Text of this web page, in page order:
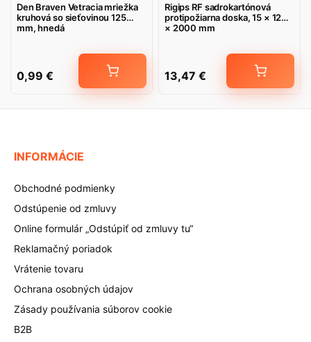
Den Braven Vetracia mriežka
kruhová so sieťovinou 125
mm, hnedá
0,99 €
Rigips RF sadrokartónová
protipožiarna doska, 15 × 1200
× 2000 mm
13,47 €
INFORMÁCIE
Obchodné podmienky
Odstúpenie od zmluvy
Online formulár „Odstúpiť od zmluvy tu“
Reklamačný poriadok
Vrátenie tovaru
Ochrana osobných údajov
Zásady používania súborov cookie
B2B